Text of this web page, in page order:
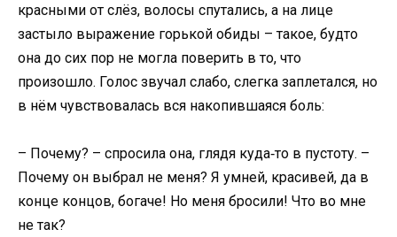
красными от слёз, волосы спутались, а на лице
застыло выражение горькой обиды – такое, будто
она до сих пор не могла поверить в то, что
произошло. Голос звучал слабо, слегка заплетался, но
в нём чувствовалась вся накопившаяся боль:
– Почему? – спросила она, глядя куда‑то в пустоту. –
Почему он выбрал не меня? Я умней, красивей, да в
конце концов, богаче! Но меня бросили! Что во мне
не так?